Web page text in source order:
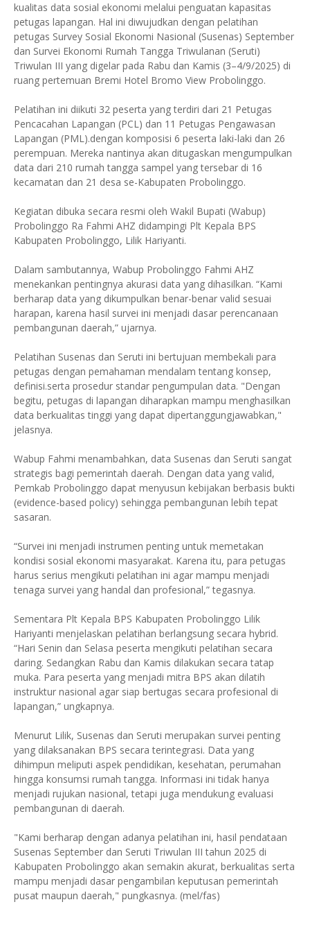
kualitas data sosial ekonomi melalui penguatan kapasitas
petugas lapangan. Hal ini diwujudkan dengan pelatihan
petugas Survey Sosial Ekonomi Nasional (Susenas) September
dan Survei Ekonomi Rumah Tangga Triwulanan (Seruti)
Triwulan III yang digelar pada Rabu dan Kamis (3–4/9/2025) di
ruang pertemuan Bremi Hotel Bromo View Probolinggo.
Pelatihan ini diikuti 32 peserta yang terdiri dari 21 Petugas
Pencacahan Lapangan (PCL) dan 11 Petugas Pengawasan
Lapangan (PML).dengan komposisi 6 peserta laki-laki dan 26
perempuan. Mereka nantinya akan ditugaskan mengumpulkan
data dari 210 rumah tangga sampel yang tersebar di 16
kecamatan dan 21 desa se-Kabupaten Probolinggo.
Kegiatan dibuka secara resmi oleh Wakil Bupati (Wabup)
Probolinggo Ra Fahmi AHZ didampingi Plt Kepala BPS
Kabupaten Probolinggo, Lilik Hariyanti.
Dalam sambutannya, Wabup Probolinggo Fahmi AHZ
menekankan pentingnya akurasi data yang dihasilkan. “Kami
berharap data yang dikumpulkan benar-benar valid sesuai
harapan, karena hasil survei ini menjadi dasar perencanaan
pembangunan daerah,” ujarnya.
Pelatihan Susenas dan Seruti ini bertujuan membekali para
petugas dengan pemahaman mendalam tentang konsep,
definisi.serta prosedur standar pengumpulan data. "Dengan
begitu, petugas di lapangan diharapkan mampu menghasilkan
data berkualitas tinggi yang dapat dipertanggungjawabkan,"
jelasnya.
Wabup Fahmi menambahkan, data Susenas dan Seruti sangat
strategis bagi pemerintah daerah. Dengan data yang valid,
Pemkab Probolinggo dapat menyusun kebijakan berbasis bukti
(evidence-based policy) sehingga pembangunan lebih tepat
sasaran.
“Survei ini menjadi instrumen penting untuk memetakan
kondisi sosial ekonomi masyarakat. Karena itu, para petugas
harus serius mengikuti pelatihan ini agar mampu menjadi
tenaga survei yang handal dan profesional,” tegasnya.
Sementara Plt Kepala BPS Kabupaten Probolinggo Lilik
Hariyanti menjelaskan pelatihan berlangsung secara hybrid.
“Hari Senin dan Selasa peserta mengikuti pelatihan secara
daring. Sedangkan Rabu dan Kamis dilakukan secara tatap
muka. Para peserta yang menjadi mitra BPS akan dilatih
instruktur nasional agar siap bertugas secara profesional di
lapangan,” ungkapnya.
Menurut Lilik, Susenas dan Seruti merupakan survei penting
yang dilaksanakan BPS secara terintegrasi. Data yang
dihimpun meliputi aspek pendidikan, kesehatan, perumahan
hingga konsumsi rumah tangga. Informasi ini tidak hanya
menjadi rujukan nasional, tetapi juga mendukung evaluasi
pembangunan di daerah.
"Kami berharap dengan adanya pelatihan ini, hasil pendataan
Susenas September dan Seruti Triwulan III tahun 2025 di
Kabupaten Probolinggo akan semakin akurat, berkualitas serta
mampu menjadi dasar pengambilan keputusan pemerintah
pusat maupun daerah," pungkasnya. (mel/fas)